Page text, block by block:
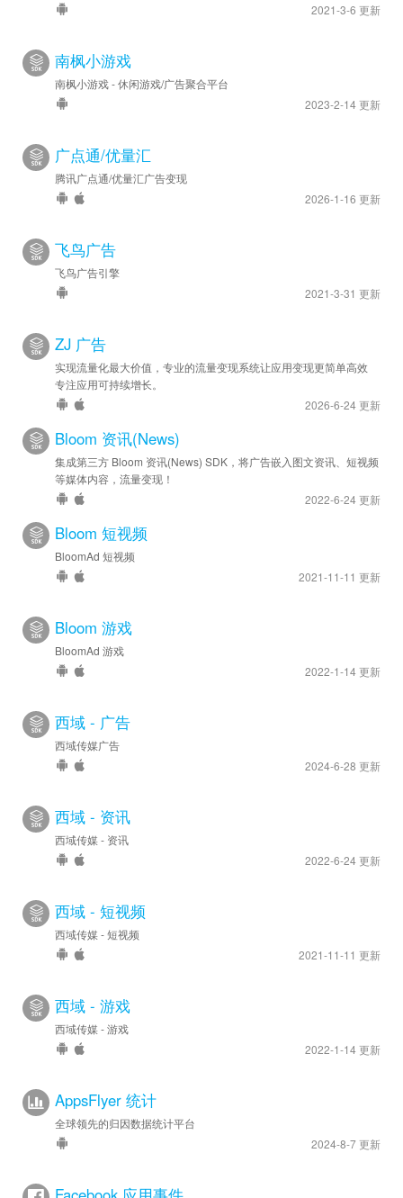
2021-3-6 更新
南枫小游戏
南枫小游戏 - 休闲游戏/广告聚合平台
2023-2-14 更新
广点通/优量汇
腾讯广点通/优量汇广告变现
2026-1-16 更新
飞鸟广告
飞鸟广告引擎
2021-3-31 更新
ZJ 广告
实现流量化最大价值，专业的流量变现系统让应用变现更简单高效
专注应用可持续增长。
2026-6-24 更新
Bloom 资讯(News)
集成第三方 Bloom 资讯(News) SDK，将广告嵌入图文资讯、短视频
等媒体内容，流量变现！
2022-6-24 更新
Bloom 短视频
BloomAd 短视频
2021-11-11 更新
Bloom 游戏
BloomAd 游戏
2022-1-14 更新
西域 - 广告
西域传媒广告
2024-6-28 更新
西域 - 资讯
西域传媒 - 资讯
2022-6-24 更新
西域 - 短视频
西域传媒 - 短视频
2021-11-11 更新
西域 - 游戏
西域传媒 - 游戏
2022-1-14 更新
AppsFlyer 统计
全球领先的归因数据统计平台
2024-8-7 更新